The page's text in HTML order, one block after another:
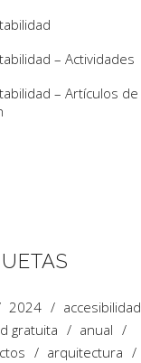
– Actividades
– Artículos de
2024
accesibilidad
gratuita
anual
arquitectura